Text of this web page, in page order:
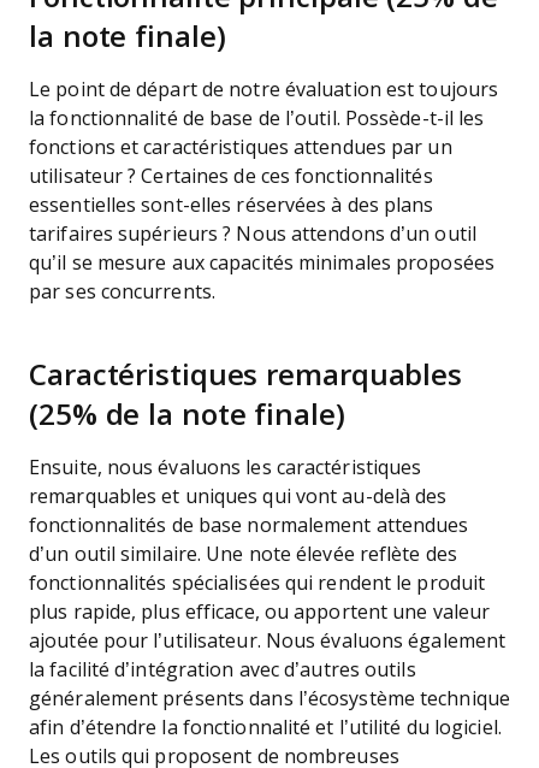
la note finale)
Le point de départ de notre évaluation est toujours
la fonctionnalité de base de l’outil. Possède-t-il les
fonctions et caractéristiques attendues par un
utilisateur ? Certaines de ces fonctionnalités
essentielles sont-elles réservées à des plans
tarifaires supérieurs ? Nous attendons d’un outil
qu’il se mesure aux capacités minimales proposées
par ses concurrents.
Caractéristiques remarquables
(25% de la note finale)
Ensuite, nous évaluons les caractéristiques
remarquables et uniques qui vont au-delà des
fonctionnalités de base normalement attendues
d’un outil similaire. Une note élevée reflète des
fonctionnalités spécialisées qui rendent le produit
plus rapide, plus efficace, ou apportent une valeur
ajoutée pour l’utilisateur. Nous évaluons également
la facilité d’intégration avec d’autres outils
généralement présents dans l’écosystème technique
afin d’étendre la fonctionnalité et l’utilité du logiciel.
Les outils qui proposent de nombreuses